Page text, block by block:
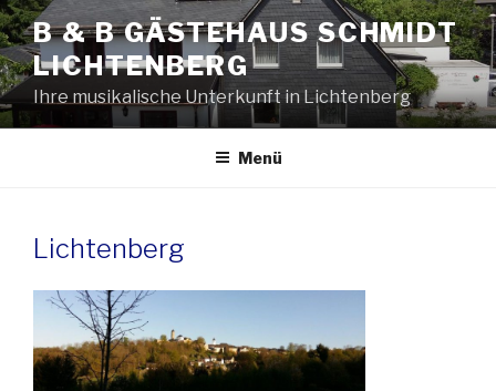
Zum
Inhalt
springen
B & B GÄSTEHAUS SCHMIDT
LICHTENBERG
Ihre musikalische Unterkunft in Lichtenberg
Menü
Lichtenberg